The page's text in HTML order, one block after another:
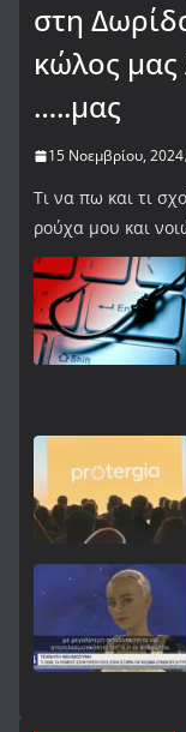
στη
κώλος μας
…..μας
15 Νοεμβρίου, 2024
Τι να πω και τι
ρούχα μου και